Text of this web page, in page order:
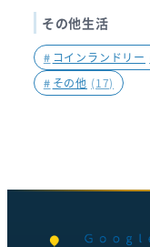
その他生活
# コインランドリー
# その他 (17)